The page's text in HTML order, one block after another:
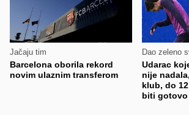
Jačaju tim
Barcelona oborila rekord
novim ulaznim transferom
Dao zeleno
Udarac
nije
klub, do
biti gotovo